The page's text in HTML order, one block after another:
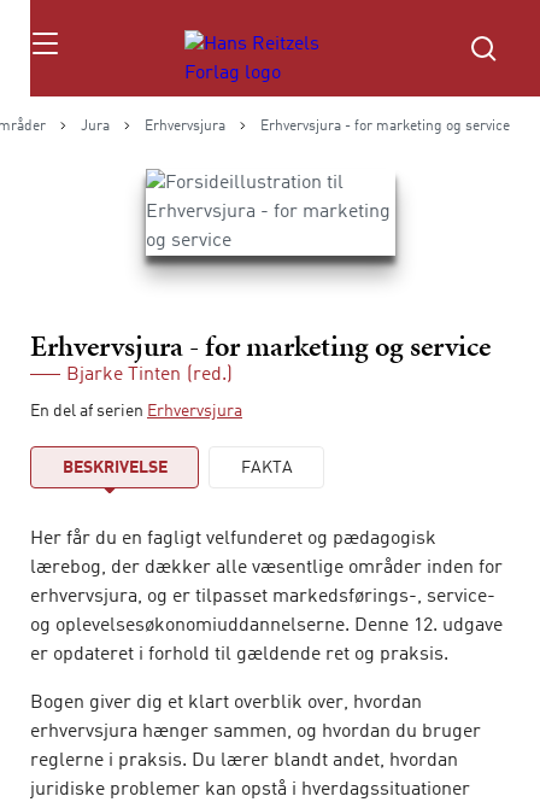
Søg
Jura Erhvervsjura Erhvervsjura - for marketing og service
Erhvervsjura - for marketing og service
Bjarke Tinten (red.)
En del af serien Erhvervsjura
BESKRIVELSE FAKTA
Her får du en fagligt velfunderet og pædagogisk
lærebog, der dækker alle væsentlige områder inden for
erhvervsjura, og er tilpasset markedsførings-, service-
og oplevelsesøkonomiuddannelserne. Denne 12. udgave
er opdateret i forhold til gældende ret og praksis.
Bogen giver dig et klart overblik over, hvordan
erhvervsjura hænger sammen, og hvordan du bruger
reglerne i praksis. Du lærer blandt andet, hvordan
juridiske problemer kan opstå i hverdagssituationer